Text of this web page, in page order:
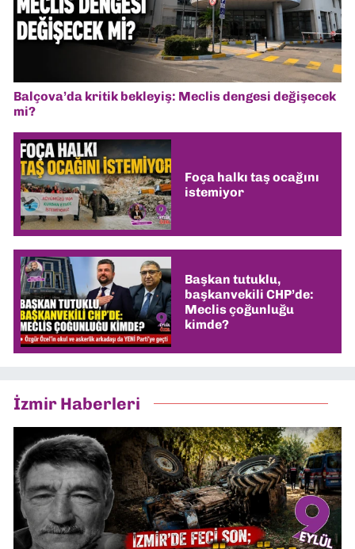
Balçova’da kritik bekleyiş: Meclis dengesi değişecek
mi?
Foça halkı taş ocağını
istemiyor
Başkan tutuklu,
başkanvekili CHP’de:
Meclis çoğunluğu
kimde?
İzmir Haberleri